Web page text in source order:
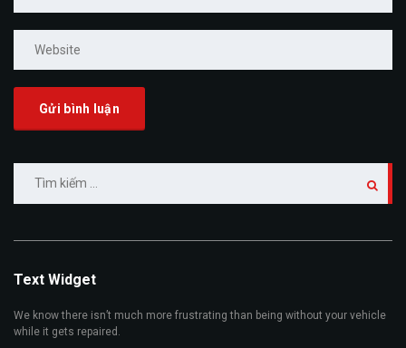
kiếm
Text Widget
We know there isn’t much more frustrating than being without your vehicle
while it gets repaired.